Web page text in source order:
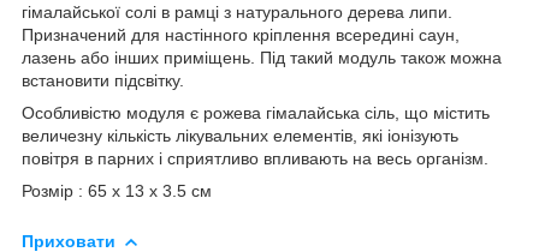
гімалайської солі в рамці з натурального дерева липи.
Призначений для настінного кріплення всередині саун,
лазень або інших приміщень. Під такий модуль також можна
встановити підсвітку.
Особливістю модуля є рожева гімалайська сіль, що містить
величезну кількість лікувальних елементів, які іонізують
повітря в парних і сприятливо впливають на весь організм.
Розмір : 65 х 13 х 3.5 см
Приховати